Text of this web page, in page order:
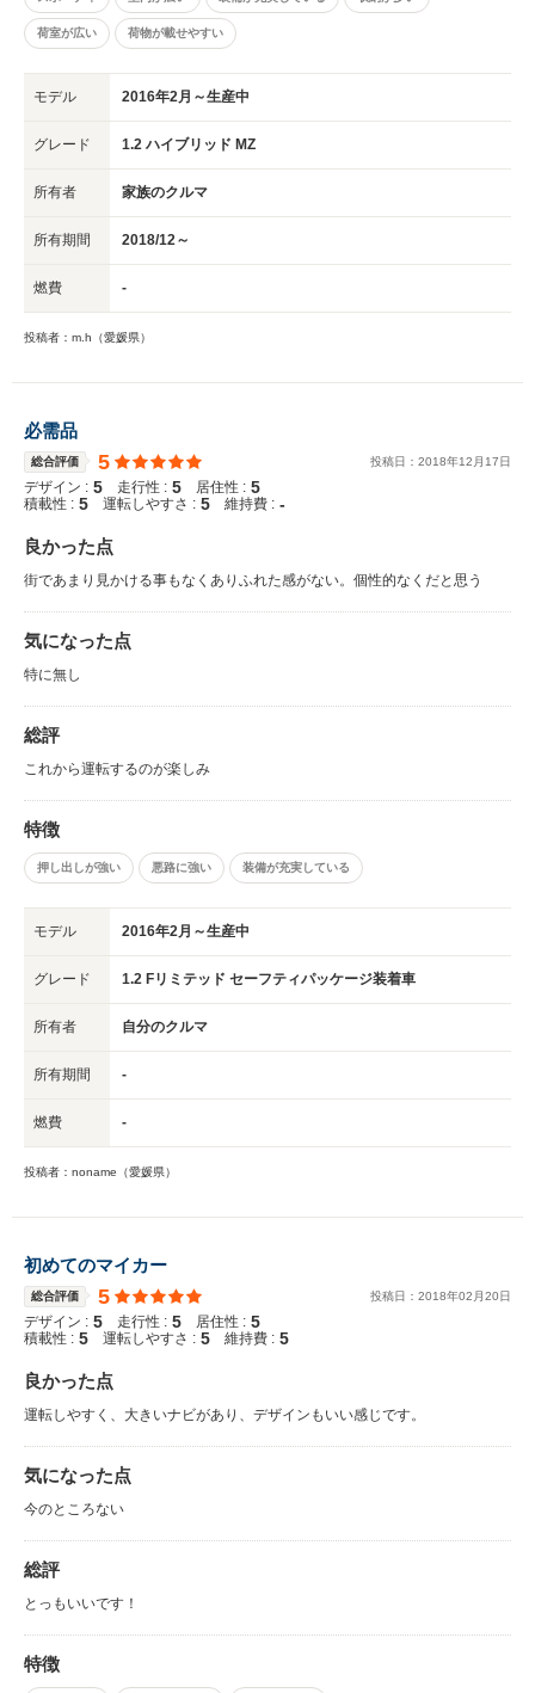
荷室が広い 荷物が載せやすい
モデル 2016年2月～生産中
グレード 1.2 ハイブリッド MZ
所有者 家族のクルマ
所有期間 2018/12～
燃費 -
投稿者：m.h（愛媛県）
必需品
総合評価 5 投稿日： 2018年12 月 17日
デザイン : 5 走行性 : 5 居住性 : 5
積載性 : 5 運転しやすさ : 5 維持費 : -
良かった点
街であまり見かける事もなくありふれた感がない。個性的なくだと思う
気になった点
特に無し
総評
これから運転するのが楽しみ
特徴
押し出しが強い 悪路に強い 装備が充実している
モデル 2016年2月～生産中
グレード 1.2 Fリミテッド セーフティパッケージ装着車
所有者 自分のクルマ
所有期間 -
燃費 -
投稿者：noname（愛媛県）
初めてのマイカー
総合評価 5 投稿日： 2018年02 月20日
デザイン : 5 走行性 : 5 居住性 : 5
積載性 : 5 運転しやすさ : 5 維持費 : 5
良かった点
運転しやすく、大きいナビがあり、デザインもいい感じです。
気になった点
今のところない
総評
とっもいいです！
特徴